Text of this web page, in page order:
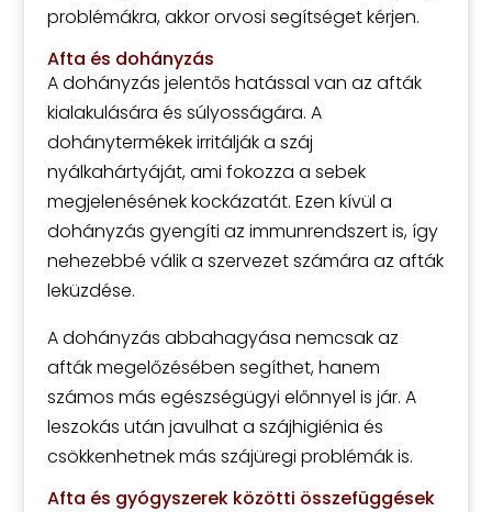
problémákra, akkor orvosi segítséget kérjen.
Afta és dohányzás
A dohányzás jelentős hatással van az afták
kialakulására és súlyosságára. A
dohánytermékek irritálják a száj
nyálkahártyáját, ami fokozza a sebek
megjelenésének kockázatát. Ezen kívül a
dohányzás gyengíti az immunrendszert is, így
nehezebbé válik a szervezet számára az afták
leküzdése.
A dohányzás abbahagyása nemcsak az
afták megelőzésében segíthet, hanem
számos más egészségügyi előnnyel is jár. A
leszokás után javulhat a szájhigiénia és
csökkenhetnek más szájüregi problémák is.
Afta és gyógyszerek közötti összefüggések